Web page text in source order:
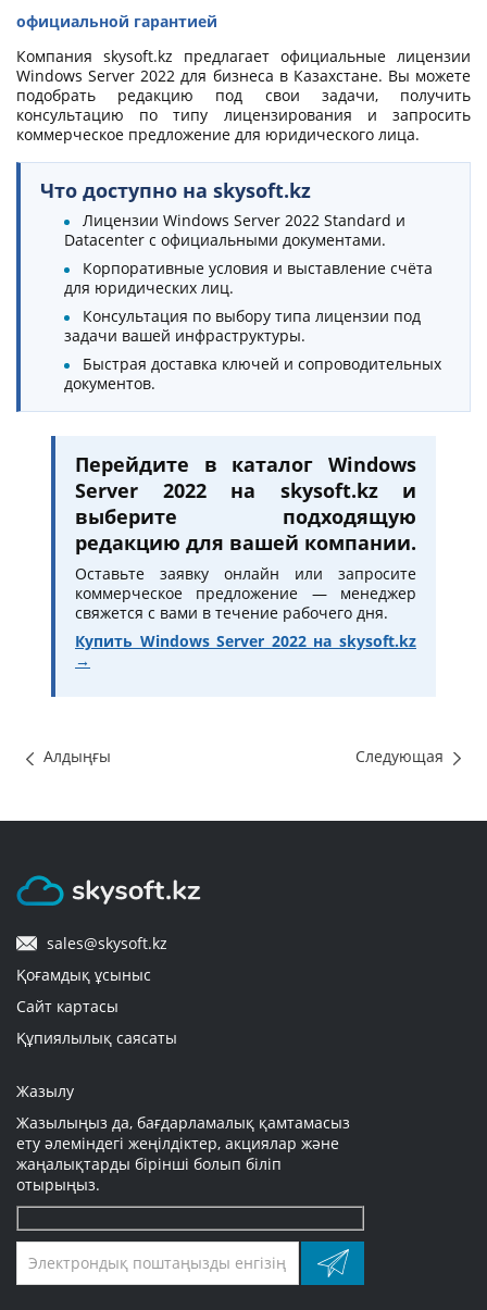
официальной гарантией
Компания skysoft.kz предлагает официальные лицензии
Windows Server 2022 для бизнеса в Казахстане. Вы можете
подобрать редакцию под свои задачи, получить
консультацию по типу лицензирования и запросить
коммерческое предложение для юридического лица.
Что доступно на skysoft.kz
Лицензии Windows Server 2022 Standard и
Datacenter с официальными документами.
Корпоративные условия и выставление счёта
для юридических лиц.
Консультация по выбору типа лицензии под
задачи вашей инфраструктуры.
Быстрая доставка ключей и сопроводительных
документов.
Перейдите в каталог Windows
Server 2022 на skysoft.kz и
выберите подходящую
редакцию для вашей компании.
Оставьте заявку онлайн или запросите
коммерческое предложение — менеджер
свяжется с вами в течение рабочего дня.
Купить Windows Server 2022 на skysoft.kz
→
Алдыңғы Следующая
sales@skysoft.kz
Қоғамдық ұсыныс
Сайт картасы
Құпиялылық саясаты
Жазылу
Жазылыңыз да, бағдарламалық қамтамасыз
ету әлеміндегі жеңілдіктер, акциялар және
жаңалықтарды бірінші болып біліп
отырыңыз.
Оставьте
это